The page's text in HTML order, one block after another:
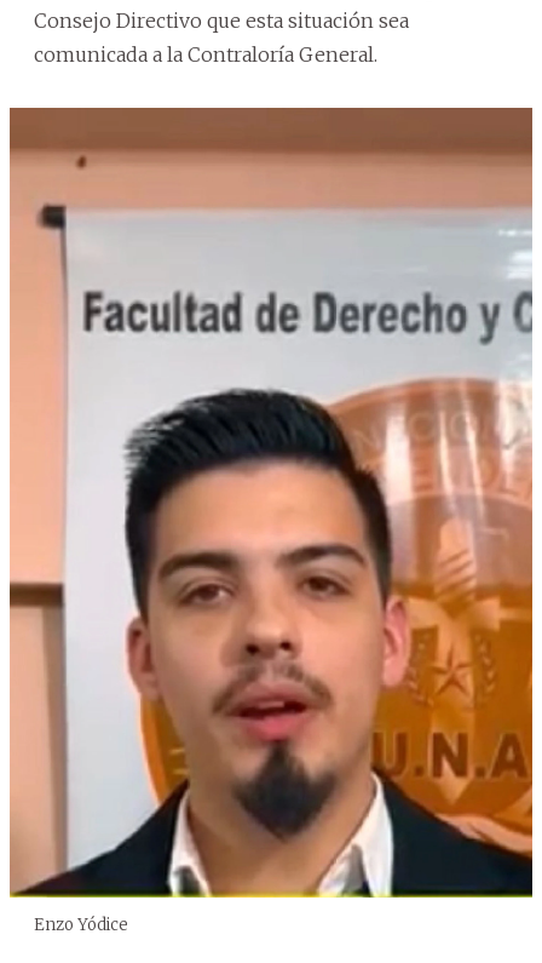
Consejo Directivo que esta situación sea
comunicada a la Contraloría General.
Enzo Yódice